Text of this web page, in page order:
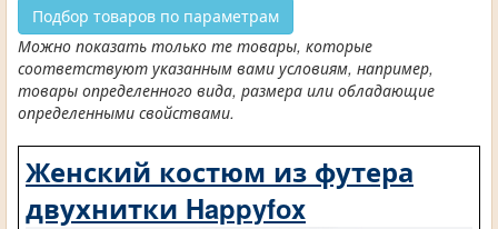
Подбор товаров по параметрам
Можно показать только те товары, которые
соответствуют указанным вами условиям, например,
товары определенного вида, размера или обладающие
определенными свойствами.
Женский костюм из футера
двухнитки Happyfox